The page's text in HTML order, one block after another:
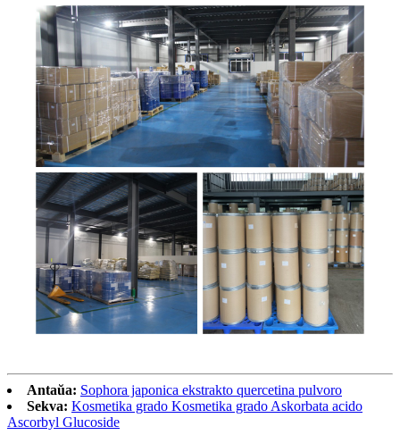
Antaŭa: Sophora japonica ekstrakto quercetina pulvoro
Sekva: Kosmetika grado Kosmetika grado Askorbata acido
Ascorbyl Glucoside